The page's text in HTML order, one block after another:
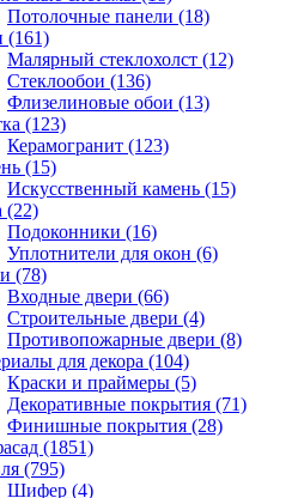
Потолочные панели (18)
(161)
Малярный стеклохолст (12)
Стеклообои (136)
Флизелиновые обои (13)
(123)
Керамогранит (123)
(15)
Искусственный камень (15)
(22)
Подоконники (16)
Уплотнители для окон (6)
(78)
Входные двери (66)
Строительные двери (4)
Противопожарные двери (8)
для декора (104)
Краски и праймеры (5)
Декоративные покрытия (71)
Финишные покрытия (28)
(1851)
(795)
Шифер (4)